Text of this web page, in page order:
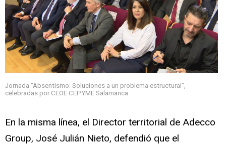
Jornada “Absentismo: Soluciones a un problema estructural”,
celebradas por CEOE CEPYME Salamanca.
En la misma línea, el Director territorial de Adecco
Group, José Julián Nieto, defendió que el